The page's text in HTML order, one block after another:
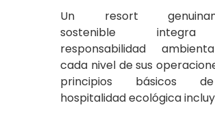
Un resort
sostenible
responsabilidad
cada nivel de sus
principios básicos
hospitalidad ecológica